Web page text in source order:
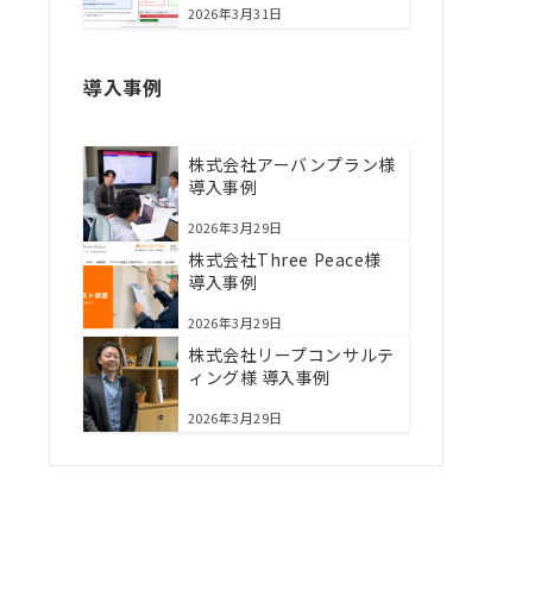
2026年3月31日
導入事例
株式会社アーバンプラン様
導入事例
2026年3月29日
株式会社Three Peace様
導入事例
2026年3月29日
株式会社リープコンサルテ
ィング様 導入事例
2026年3月29日